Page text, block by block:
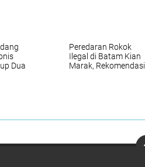
Dua
Peredaran Rokok
Ilegal di Batam Kian
Marak, Rekomendasi